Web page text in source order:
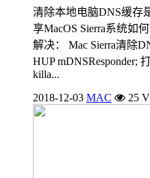
清除本地电脑DNS缓存
享MacOS Sierra系统如
解决： Mac Sierra清除
HUP mDNSResponder;
killa...
2018-12-03 MAC 25